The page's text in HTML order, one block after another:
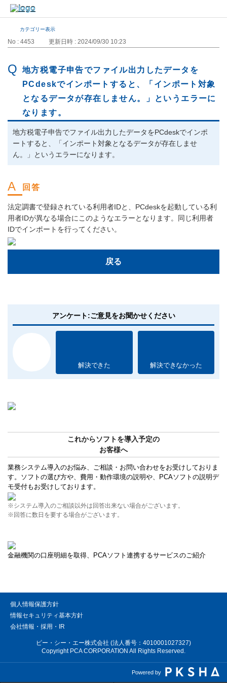
カテゴリー表示
No : 4453 更新日時 : 2024/09/30 10:23
地方税電子申告でファイル出力したデータを
PCdeskでインポートすると、「インポート対象
となるデータが存在しません。」というエラーに
なります。
地方税電子申告でファイル出力したデータをPCdeskでインポ
ートすると、「インポート対象となるデータが存在しませ
ん。」というエラーになります。
法定調書で登録されている利用者IDと、PCdeskを起動している利
用者IDが異なる場合にこのようなエラーとなります。同じ利用者
IDでインポートを行ってください。
戻る
アンケート:ご意見をお聞かせください
解決できた 解決できなかった
これからソフトを導入予定の
お客様へ
業務システム導入のお悩み、ご相談・お問い合わせをお受けしておりま
す。ソフトの選び方や、費用・動作環境の説明や、PCAソフトの説明デ
モ受付もお受けしております。
※システム導入のご相談以外は回答出来ない場合がございます。
※回答に数日を要する場合がございます。
金融機関の口座明細を取得、PCAソフト連携するサービスのご紹介
個人情報保護方針
情報セキュリティ基本方針
会社情報・採用・IR
ピー・シー・エー株式会社 (法人番号：4010001027327)
Copyright PCA CORPORATION All Rights Reserved.
Powered by